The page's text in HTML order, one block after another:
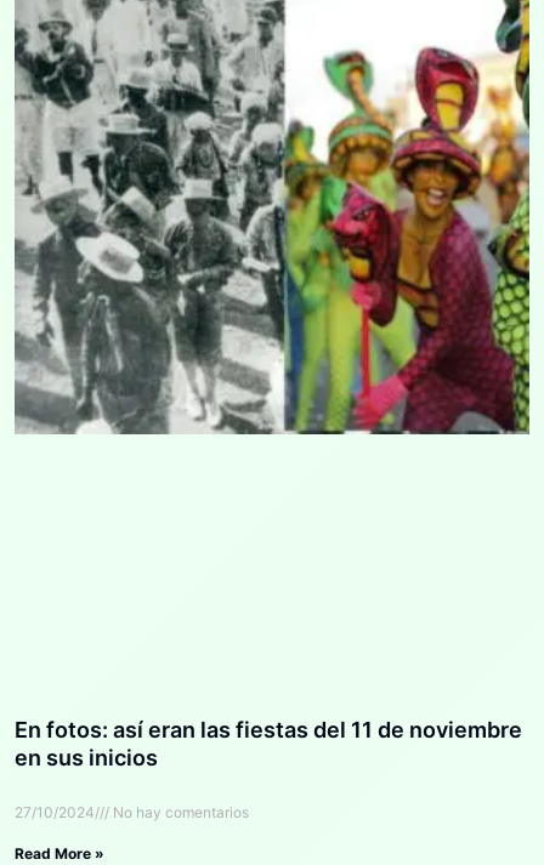
En fotos: así eran las fiestas del 11 de noviembre
en sus inicios
27/10/2024 No hay comentarios
Read More »